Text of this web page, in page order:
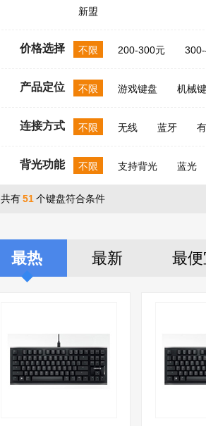
新盟
价格选择 不限 200-300元
产品定位 不限 游戏键盘 机械
连接方式 不限 无线 蓝牙
背光功能 不限 支持背光 蓝光
共有51个键盘符合条件
最热 最新 最便